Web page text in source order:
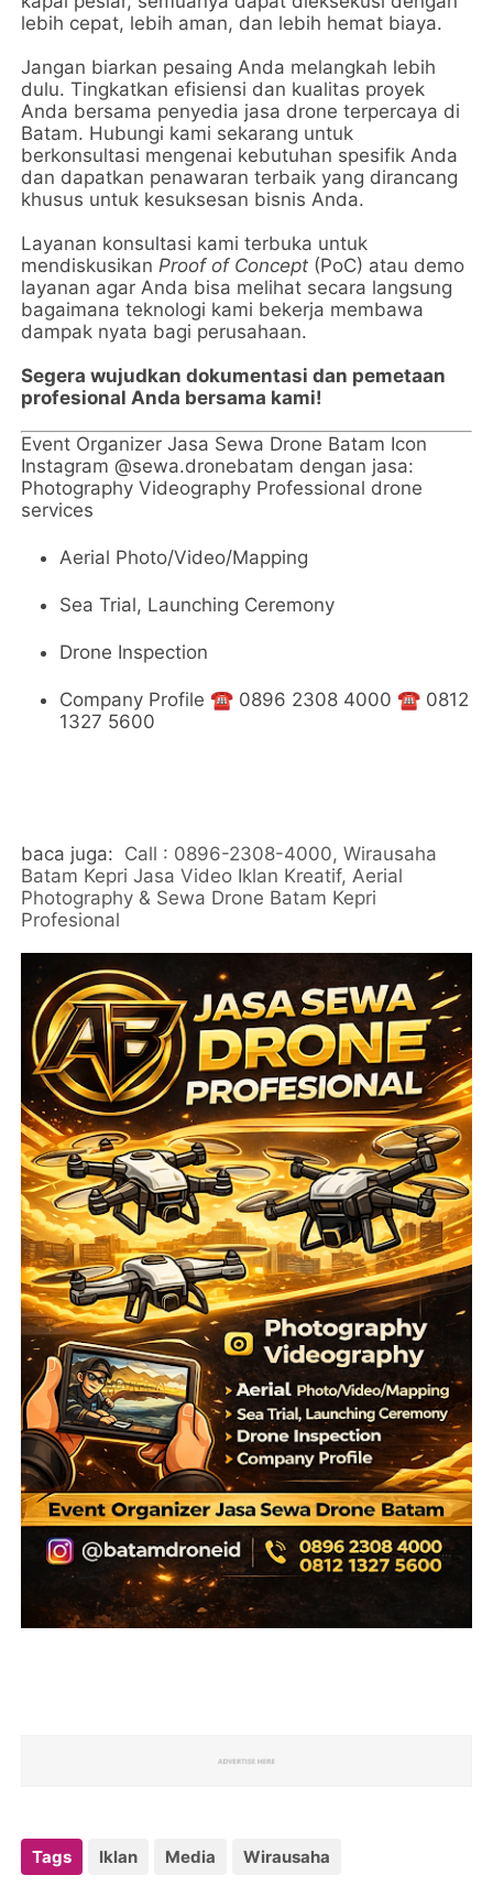
lebih cepat, lebih aman, dan lebih hemat biaya.
Jangan biarkan pesaing Anda melangkah lebih
dulu. Tingkatkan efisiensi dan kualitas proyek
Anda bersama penyedia jasa drone terpercaya di
Batam. Hubungi kami sekarang untuk
berkonsultasi mengenai kebutuhan spesifik Anda
dan dapatkan penawaran terbaik yang dirancang
khusus untuk kesuksesan bisnis Anda.
Layanan konsultasi kami terbuka untuk
mendiskusikan Proof of Concept (PoC) atau demo
layanan agar Anda bisa melihat secara langsung
bagaimana teknologi kami bekerja membawa
dampak nyata bagi perusahaan.
Segera wujudkan dokumentasi dan pemetaan
profesional Anda bersama kami!
Event Organizer Jasa Sewa Drone Batam Icon
Instagram @sewa.dronebatam dengan jasa:
Photography Videography Professional drone
services
Aerial Photo/Video/Mapping
Sea Trial, Launching Ceremony
Drone Inspection
Company Profile ☎️ 0896 2308 4000 ☎️ 0812
1327 5600
baca juga: Call : 0896-2308-4000, Wirausaha
Batam Kepri Jasa Video Iklan Kreatif, Aerial
Photography & Sewa Drone Batam Kepri
Profesional
Tags Iklan Media Wirausaha